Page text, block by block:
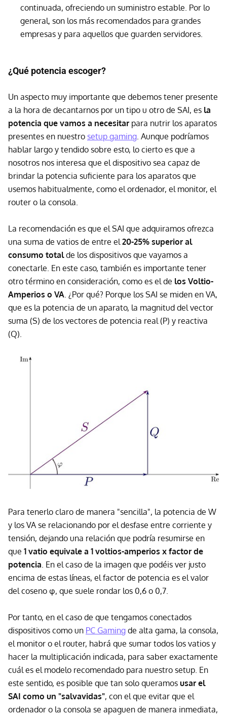
continuada, ofreciendo un suministro estable. Por lo
general, son los más recomendados para grandes
empresas y para aquellos que guarden servidores.
¿Qué potencia escoger?
Un aspecto muy importante que debemos tener presente
a la hora de decantarnos por un tipo u otro de SAI, es la
potencia que vamos a necesitar para nutrir los aparatos
presentes en nuestro setup gaming . Aunque podríamos
hablar largo y tendido sobre esto, lo cierto es que a
nosotros nos interesa que el dispositivo sea capaz de
brindar la potencia suficiente para los aparatos que
usemos habitualmente, como el ordenador, el monitor, el
router o la consola.
La recomendación es que el SAI que adquiramos ofrezca
una suma de vatios de entre el 20-25% superior al
consumo totalde los dispositivos que vayamos a
conectarle. En este caso, también es importante tener
otro término en consideración, como es el de los Voltio-
Amperios o VA . ¿Por qué? Porque los SAI se miden en VA,
que es la potencia de un aparato, la magnitud del vector
suma (S) de los vectores de potencia real (P) y reactiva
(Q).
Para tenerlo claro de manera "sencilla", la potencia de W
y los VA se relacionando por el desfase entre corriente y
tensión, dejando una relación que podría resumirse en
que 1 vatio equivale a 1 voltios-amperios x factor de
potencia. En el caso de la imagen que podéis ver justo
encima de estas líneas, el factor de potencia es el valor
del coseno φ, que suele rondar los 0,6 o 0,7.
Por tanto, en el caso de que tengamos conectados
dispositivos como un PC Gaming de alta gama, la consola,
el monitor o el router, habrá que sumar todos los vatios y
hacer la multiplicación indicada, para saber exactamente
cuál es el modelo recomendado para nuestro setup. En
este sentido, es posible que tan solo queramos usar el
SAI como un "salvavidas", con el que evitar que el
ordenador o la consola se apaguen de manera inmediata,